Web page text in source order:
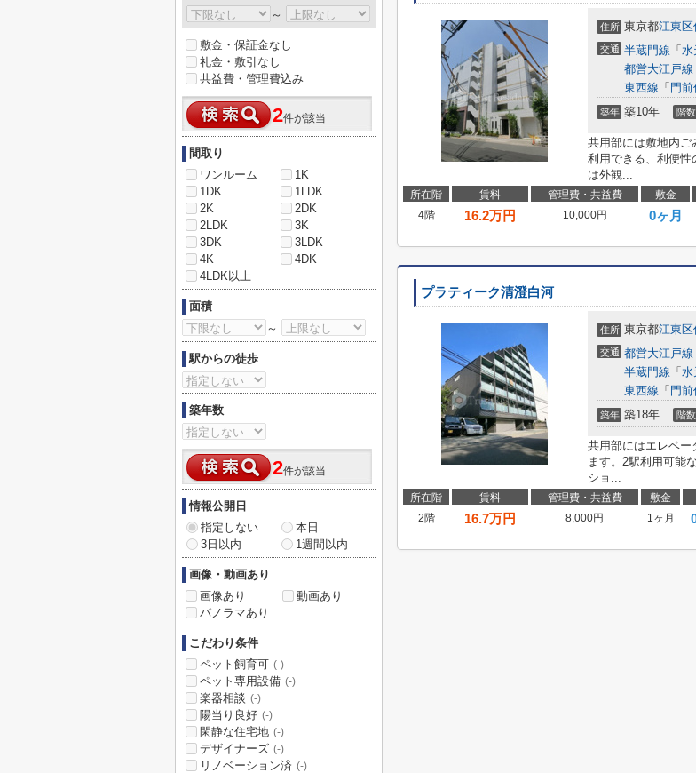
住所 東京都江東区
交通 半蔵門線 「 水
都営大江戸線
東西線 「 門
築年 築10年 階数
共用部には敷地内ご
利用できる、利便性
は外観...
所在階 賃料 管理費・共益費 敷金
4階
16.2万円 10,000円 0ヶ月
プラティーク清澄白河
住所 東京都江東区
交通 都営大江戸線
半蔵門線 「 水
東西線 「 門
築年 築18年 階数
共用部にはエレベー
ます。2駅利用可能
ショ...
所在階 賃料 管理費・共益費 敷金
2階
16.7万円 8,000円 1ヶ月
～
敷金・保証金なし
礼金・敷引なし
共益費・管理費込み
2件が該当
間取り
ワンルーム
1K
1DK
1LDK
2K
2DK
2LDK
3K
3DK
3LDK
4K
4DK
4LDK以上
面積
～
駅からの徒歩
築年数
2件が該当
情報公開日
指定しない
本日
3日以内
1週間以内
画像・動画あり
画像あり
動画あり
パノラマあり
こだわり条件
ペット飼育可 (-)
ペット専用設備 (-)
楽器相談 (-)
陽当り良好 (-)
閑静な住宅地 (-)
デザイナーズ (-)
リノベーション済 (-)